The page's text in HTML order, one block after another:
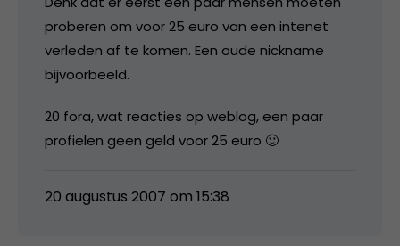
proberen om voor 25 euro van een intenet
verleden af te komen. Een oude nickname
bijvoorbeeld.
20 fora, wat reacties op weblog, een paar
profielen geen geld voor 25 euro 🙂
20 augustus 2007 om 15:38